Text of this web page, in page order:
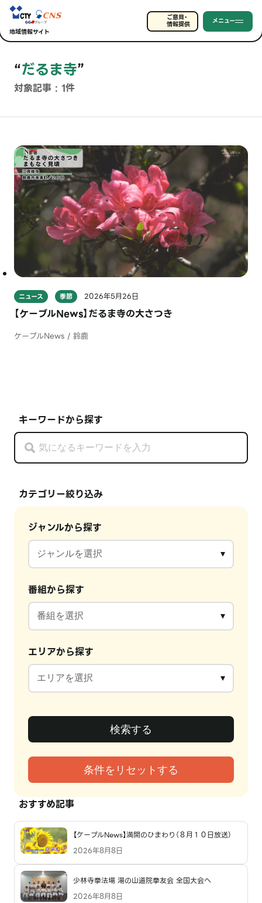
地域情報サイト
ご意見・
情報提供 メニュー
“だるま寺”
対象記事 : 1件
キーワードから探す
カテゴリー絞り込み
ジャンルから探す
番組から探す
エリアから探す
おすすめ記事
【ケーブルNews】満開のひまわり（８月１０日放送）
2026年8月8日
少林寺拳法場 湯の山道院拳友会 全国大会へ
2026年8月8日
ニュース 季節 2026年5月26日
【ケーブルNews】だるま寺の大さつき
ケーブルNews / 鈴鹿